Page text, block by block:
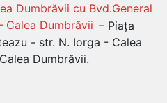
Dumbrăvii cu Bvd.General
Calea Dumbrăvii – Piața
- str. N. Iorga - Calea
Dumbrăvii.